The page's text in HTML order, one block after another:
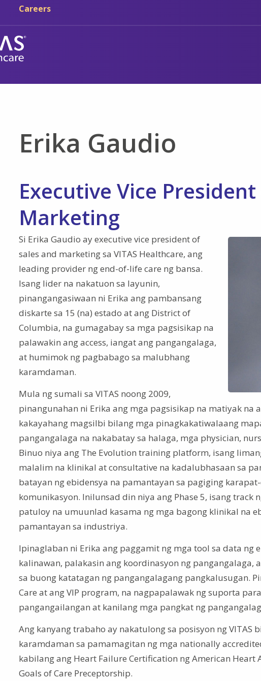
Skip sa main content
Skip sa navigation
Careers
Erika Gaudio
Executive Vice
Marketing
Si Erika Gaudio ay executive vice president of
sales and marketing sa VITAS Healthcare, ang
leading provider ng end-of-life care ng bansa.
Isang lider na nakatuon sa layunin,
pinangangasiwaan ni Erika ang pambansang
diskarte sa 15 (na) estado at ang District of
Columbia, na gumagabay sa mga pagsisikap na
palawakin ang access, iangat ang pangangalaga,
at humimok ng pagbabago sa malubhang
karamdaman.
Mula ng sumali sa VITAS noong 2009,
pinangunahan ni Erika ang mga pagsisikap na matiyak
kakayahang magsilbi bilang mga pinagkakatiwalaang
pangangalaga na nakabatay sa halaga, mga physician,
Binuo niya ang The Evolution training platform, isang
malalim na klinikal at consultative na kadalubhasaan sa
batayan ng ebidensya na pamantayan sa pagiging
komunikasyon. Inilunsad din niya ang Phase 5, isang
patuloy na umuunlad kasama ng mga bagong klinikal na
pamantayan sa industriya.
Ipinaglaban ni Erika ang paggamit ng mga tool sa data ng
kalinawan, palakasin ang koordinasyon ng
sa buong katatagan ng pangangalagang pangkalusugan.
Care at ang VIP program, na nagpapalawak ng suporta
pangangailangan at kanilang mga pangkat ng
Ang kanyang trabaho ay nakatulong sa posisyon ng
karamdaman sa pamamagitan ng mga nationally
kabilang ang Heart Failure Certification ng American
Goals of Care Preceptorship.